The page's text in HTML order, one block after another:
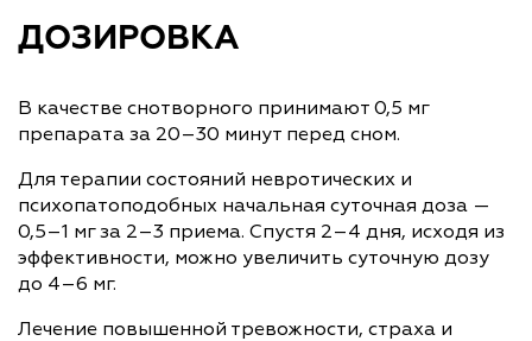
ДОЗИРОВКА
В качестве снотворного принимают 0,5 мг
препарата за 20–30 минут перед сном.
Для терапии состояний невротических и
психопатоподобных начальная суточная доза —
0,5–1 мг за 2–3 приема. Спустя 2–4 дня, исходя из
эффективности, можно увеличить суточную дозу
до 4–6 мг.
Лечение повышенной тревожности, страха и